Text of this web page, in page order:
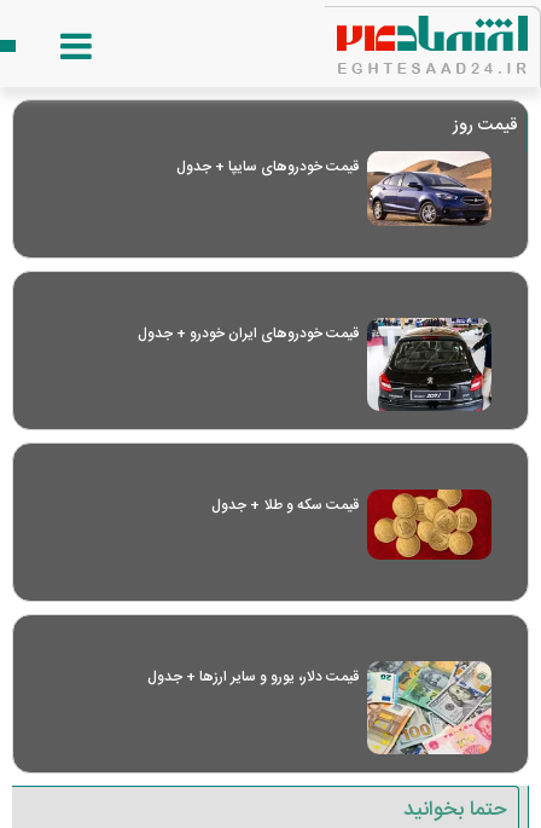
قیمت روز
قیمت خودرو‌های سایپا + جدول
قیمت خودرو‌های ایران خودرو + جدول
قیمت سکه و طلا + جدول
قیمت دلار، یورو و سایر ارز‌ها + جدول
حتما بخوانید